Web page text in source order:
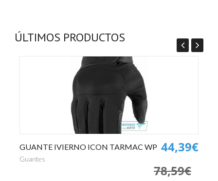
ÚLTIMOS PRODUCTOS
GUANTE IVIERNO ICON TARMAC WP
Guantes
44,39€
78,59€